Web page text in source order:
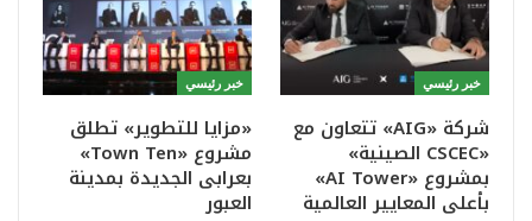
خبر رئيسي
شركة «AIG» تتعاون مع
«CSCEC الصينية»
بمشروع «AI Tower»
بأعلى المعايير العالمية
خبر رئيسي
«مزايا للتطوير» تطلق
مشروع «Town Ten»
بعرابى الجديدة بمدينة
العبور